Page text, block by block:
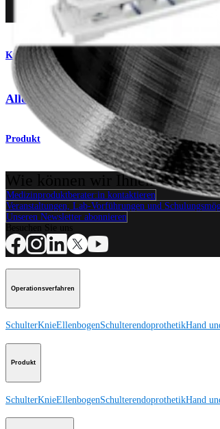
Knie
Allograft-OATS® , groß
Produkt
Wie können wir Ihnen helfen?
Medizinproduktberater:in kontaktieren
Veranstaltungen, Lab-Vorführungen und
Unseren Newsletter abonnieren
Operationsverfahren
SchulterKnieEllenbogenSchulterendoprothetikHand
Produkt
SchulterKnieEllenbogenSchulterendoprothetikHand